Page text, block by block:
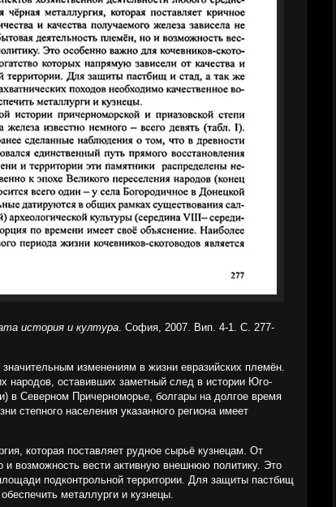
история и култура. София, 2007. Вип. 4-1. С. 277-
изменениям в жизни евразийских племён.
народов, оставивших заметный след в истории Юго-
в Северном Причерноморье, болгары на долгое время
степного населения указанного региона имеет
которая поставляет рудное сырьё кузнецам. От
и возможность вести активную внешнюю политику. Это
подконтрольной территории. Для защиты пастбищ
металлурги и кузнецы.